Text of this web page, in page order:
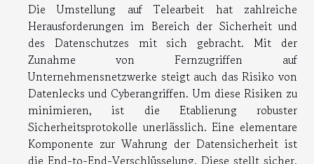
Die Umstellung auf Telearbeit hat zahlreiche
Herausforderungen im Bereich der Sicherheit und
des Datenschutzes mit sich gebracht. Mit der
Zunahme von Fernzugriffen auf
Unternehmensnetzwerke steigt auch das Risiko von
Datenlecks und Cyberangriffen. Um diese Risiken zu
minimieren, ist die Etablierung robuster
Sicherheitsprotokolle unerlässlich. Eine elementare
Komponente zur Wahrung der Datensicherheit ist